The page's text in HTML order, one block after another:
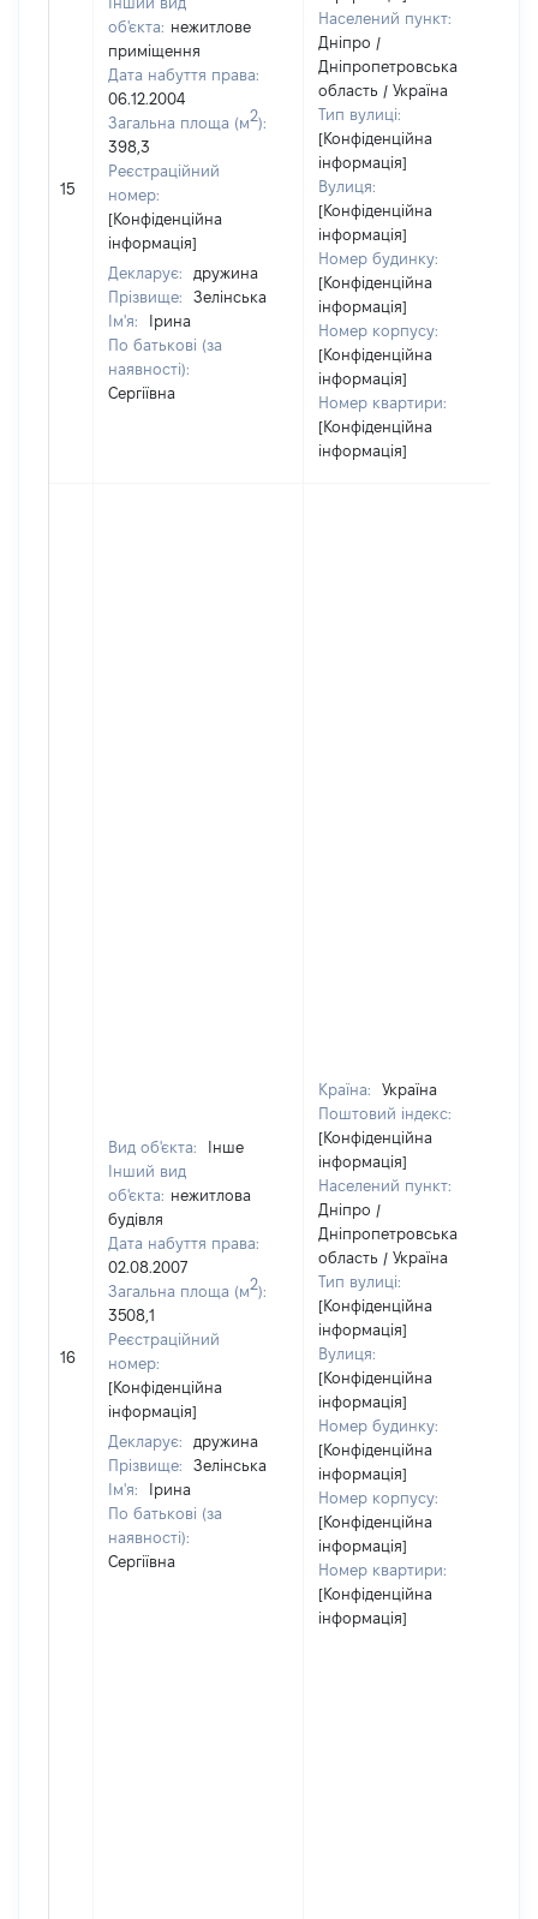
15
об'єкта: нежитлове
приміщення
Дата набуття права:
06.12.2004
Загальна площа (м2):
398,3
Реєстраційний
номер:
[Конфіденційна
інформація]
Декларує:
дружина
Прізвище:
Зелінська
Ім'я:
Ірина
По батькові (за
наявності):
Сергіївна
Населений пункт:
Дніпро /
Дніпропетровська
область / Україна
Тип вулиці:
[Конфіденційна
інформація]
Вулиця:
[Конфіденційна
інформація]
Номер будинку:
[Конфіденційна
інформація]
Номер корпусу:
[Конфіденційна
інформація]
Номер квартири:
[Конфіденційна
інформація]
16
Вид об'єкта:
Інше
Інший вид
об'єкта: нежитлова
будівля
Дата набуття права:
02.08.2007
Загальна площа (м2):
3508,1
Реєстраційний
номер:
[Конфіденційна
інформація]
Декларує:
дружина
Прізвище:
Зелінська
Ім'я:
Ірина
По батькові (за
наявності):
Сергіївна
Країна:
Україна
Поштовий індекс:
[Конфіденційна
інформація]
Населений пункт:
Дніпро /
Дніпропетровська
область / Україна
Тип вулиці:
[Конфіденційна
інформація]
Вулиця:
[Конфіденційна
інформація]
Номер будинку:
[Конфіденційна
інформація]
Номер корпусу:
[Конфіденційна
інформація]
Номер квартири:
[Конфіденційна
інформація]